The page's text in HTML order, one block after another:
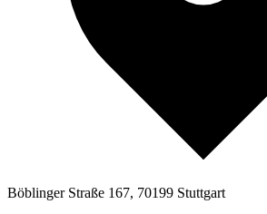
Böblinger Straße 167, 70199 Stuttgart